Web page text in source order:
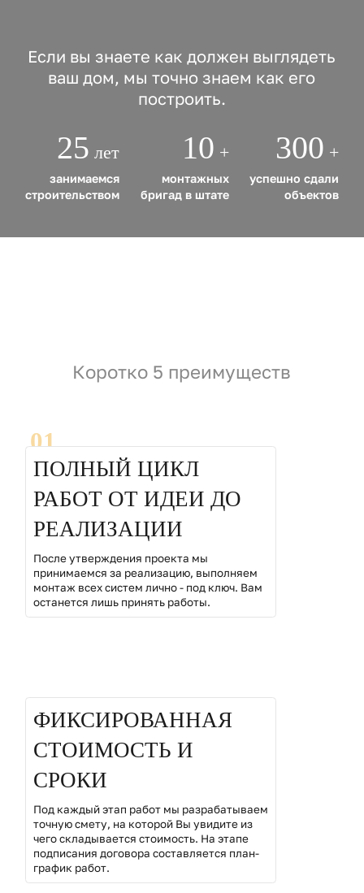
Если вы знаете как должен выглядеть
ваш дом, мы точно знаем как его
построить.
25 лет
занимаемся
строительством
10 +
монтажных
бригад в штате
300 +
успешно сдали
объектов
Коротко 5 преимуществ
01
ПОЛНЫЙ ЦИКЛ
РАБОТ ОТ ИДЕИ ДО
РЕАЛИЗАЦИИ
После утверждения проекта мы
принимаемся за реализацию, выполняем
монтаж всех систем лично - под ключ. Вам
останется лишь принять работы.
02
ФИКСИРОВАННАЯ
СТОИМОСТЬ И
СРОКИ
Под каждый этап работ мы разрабатываем
точную смету, на которой Вы увидите из
чего складывается стоимость. На этапе
подписания договора составляется план-
график работ.